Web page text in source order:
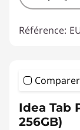
Référence:
Comparer
Idea Tab
256GB)